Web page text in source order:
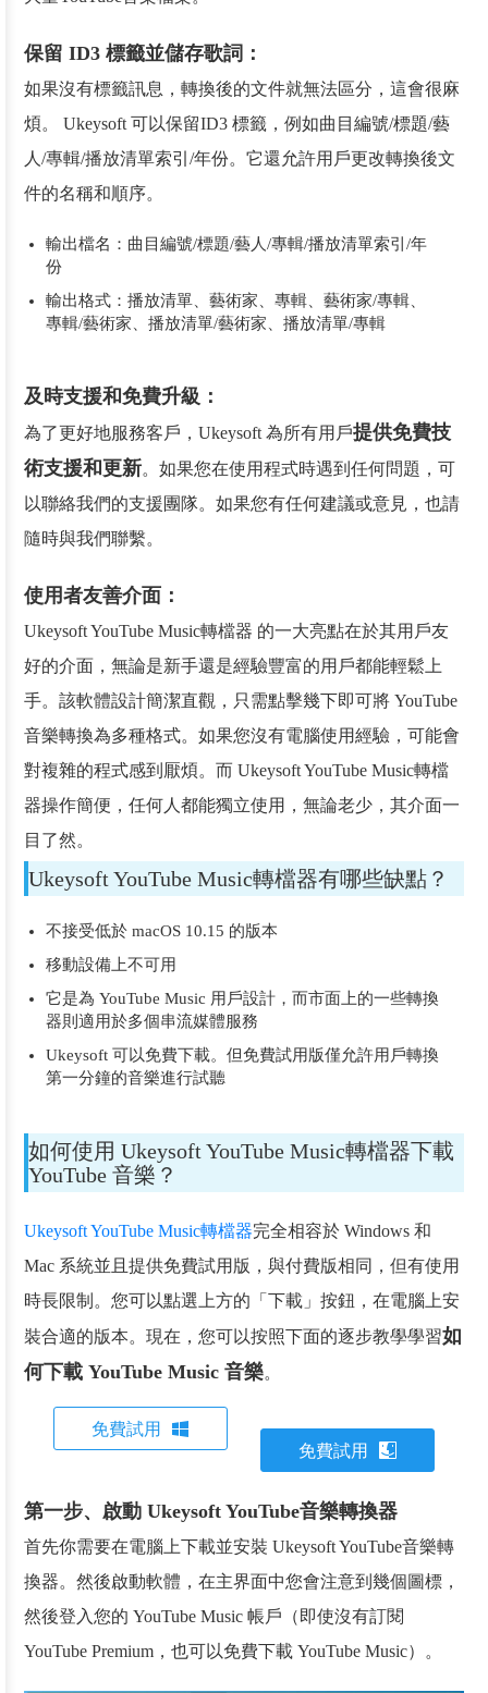
保留 ID3 標籤並儲存歌詞：
如果沒有標籤訊息，轉換後的文件就無法區分，這會很麻
煩。 Ukeysoft 可以保留ID3 標籤，例如曲目編號/標題/藝
人/專輯/播放清單索引/年份。它還允許用戶更改轉換後文
件的名稱和順序。
輸出檔名：曲目編號/標題/藝人/專輯/播放清單索引/年
份
輸出格式：播放清單、藝術家、專輯、藝術家/專輯、
專輯/藝術家、播放清單/藝術家、播放清單/專輯
及時支援和免費升級：
為了更好地服務客戶，Ukeysoft 為所有用戶提供免費技
術支援和更新。如果您在使用程式時遇到任何問題，可
以聯絡我們的支援團隊。如果您有任何建議或意見，也請
隨時與我們聯繫。
使用者友善介面：
Ukeysoft YouTube Music轉檔器 的一大亮點在於其用戶友
好的介面，無論是新手還是經驗豐富的用戶都能輕鬆上
手。該軟體設計簡潔直觀，只需點擊幾下即可將 YouTube
音樂轉換為多種格式。如果您沒有電腦使用經驗，可能會
對複雜的程式感到厭煩。而 Ukeysoft YouTube Music轉檔
器操作簡便，任何人都能獨立使用，無論老少，其介面一
目了然。
Ukeysoft YouTube Music轉檔器有哪些缺點？
不接受低於 macOS 10.15 的版本
移動設備上不可用
它是為 YouTube Music 用戶設計，而市面上的一些轉換
器則適用於多個串流媒體服務
Ukeysoft 可以免費下載。但免費試用版僅允許用戶轉換
第一分鐘的音樂進行試聽
如何使用 Ukeysoft YouTube Music轉檔器下載
YouTube 音樂？
Ukeysoft YouTube Music轉檔器完全相容於 Windows 和
Mac 系統並且提供免費試用版，與付費版相同，但有使用
時長限制。您可以點選上方的「下載」按鈕，在電腦上安
裝合適的版本。現在，您可以按照下面的逐步教學學習如
何下載 YouTube Music 音樂。
免費試用
免費試用
第一步、啟動 Ukeysoft YouTube音樂轉換器
首先你需要在電腦上下載並安裝 Ukeysoft YouTube音樂轉
換器。然後啟動軟體，在主界面中您會注意到幾個圖標，
然後登入您的 YouTube Music 帳戶（即使沒有訂閱
YouTube Premium，也可以免費下載 YouTube Music）。